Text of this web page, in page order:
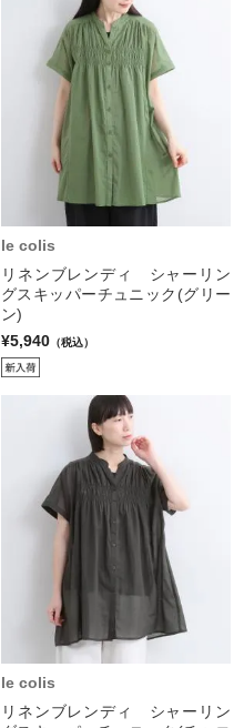
le colis
リネンブレンディ シャーリン
グスキッパーチュニック(グリー
ン)
¥5,940 （税込）
le colis
リネンブレンディ シャーリン